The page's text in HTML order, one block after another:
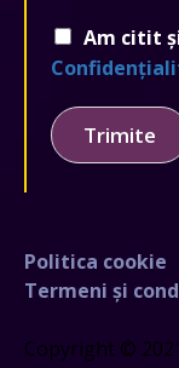
Am citit
Trimite
Politica cookie
Termeni și
Copyright ©